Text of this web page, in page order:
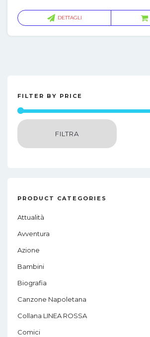
DETTAGLI
FILTER BY PRICE
FILTRA
PRODUCT CATEGORIES
Attualità
Avventura
Azione
Bambini
Biografia
Canzone Napoletana
Collana LINEA ROSSA
Comici